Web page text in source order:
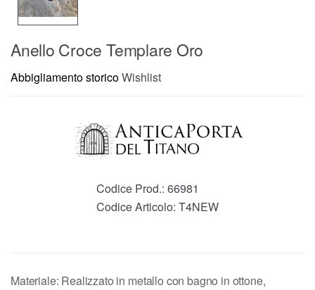
Anello Croce Templare Oro
Abbigliamento storicoWishlist
Codice Prod.: 66981
Codice Articolo: T4NEW
Materiale: Realizzato in metallo con bagno in ottone,